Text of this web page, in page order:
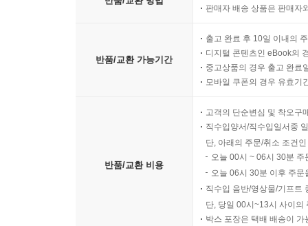
판매자 배송 상품은 판매자
반품/교환 가능기간
출고 완료 후 10일 이내의
디지털 콘텐츠인 eBook의
중고상품의 경우 출고 완료
모바일 쿠폰의 경우 유효기
반품/교환 비용
고객의 단순변심 및 착오구
직수입양서/직수입일서중
단, 아래의 주문/취소 조건
오늘 00시 ~ 06시 30분
오늘 06시 30분 이후 주
직수입 음반/영상물/기프트
단, 당일 00시~13시 사이의
박스 포장은 택배 배송이